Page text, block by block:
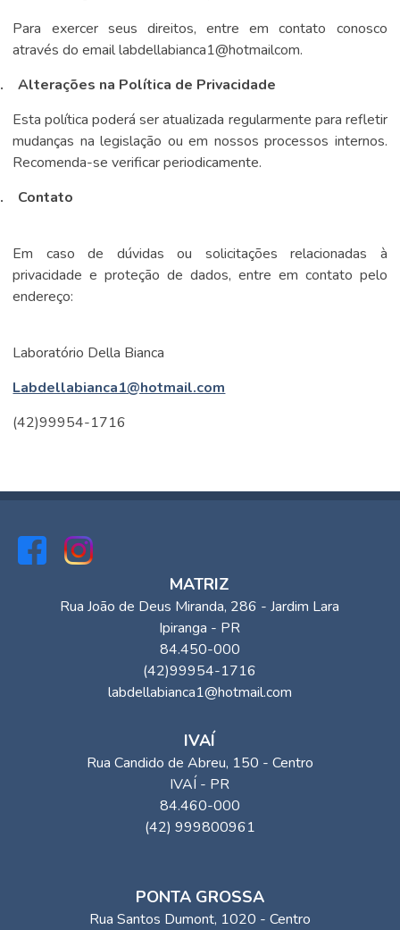
Para exercer seus direitos, entre em contato conosco
através do email labdellabianca1@hotmailcom.
Alterações na Política de Privacidade
Esta política poderá ser atualizada regularmente para refletir
mudanças na legislação ou em nossos processos internos.
Recomenda-se verificar periodicamente.
Contato
Em caso de dúvidas ou solicitações relacionadas à
privacidade e proteção de dados, entre em contato pelo
endereço:
Laboratório Della Bianca
Labdellabianca1@hotmail.com
(42)99954-1716
MATRIZ
Rua João de Deus Miranda, 286 - Jardim Lara
Ipiranga - PR
84.450-000
(42)99954-1716
labdellabianca1@hotmail.com
IVAÍ
Rua Candido de Abreu, 150 - Centro
IVAÍ - PR
84.460-000
(42) 999800961
PONTA GROSSA
Rua Santos Dumont, 1020 - Centro